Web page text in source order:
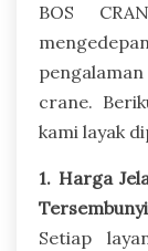
BOS
crane.
kami layak
1. Harga
Tersembunyi
Setiap